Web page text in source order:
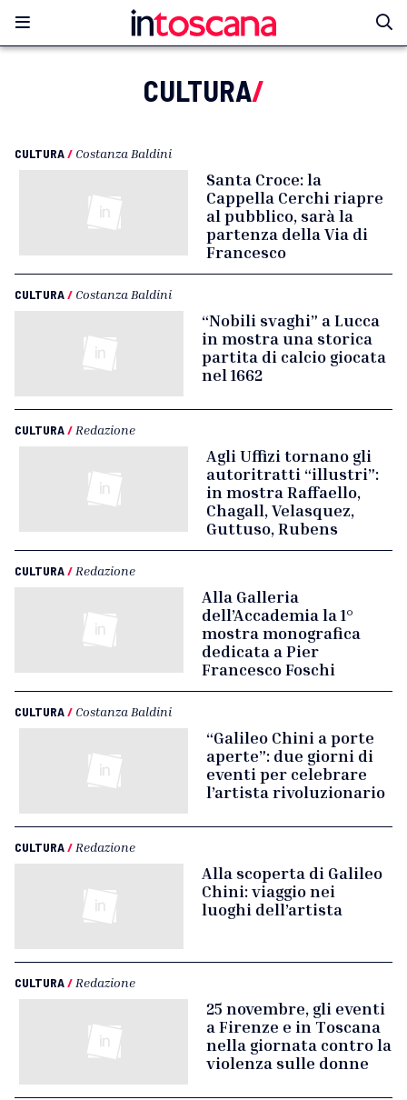
CULTURA/
CULTURA/ Costanza Baldini
Santa Croce: la
Cappella Cerchi riapre
al pubblico, sarà la
partenza della Via di
Francesco
CULTURA/ Costanza Baldini
“Nobili svaghi” a Lucca
in mostra una storica
partita di calcio giocata
nel 1662
CULTURA/ Redazione
Agli Uffizi tornano gli
autoritratti “illustri”:
in mostra Raffaello,
Chagall, Velasquez,
Guttuso, Rubens
CULTURA/ Redazione
Alla Galleria
dell’Accademia la 1°
mostra monografica
dedicata a Pier
Francesco Foschi
CULTURA/ Costanza Baldini
“Galileo Chini a porte
aperte”: due giorni di
eventi per celebrare
l’artista rivoluzionario
CULTURA/ Redazione
Alla scoperta di Galileo
Chini: viaggio nei
luoghi dell’artista
CULTURA/ Redazione
25 novembre, gli eventi
a Firenze e in Toscana
nella giornata contro la
violenza sulle donne